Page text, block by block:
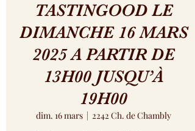
TASTINGOOD LE
DIMANCHE 16 MARS
2025 A PARTIR DE
13H00 JUSQU’À
19H00
dim. 16 mars
2242 Ch. de Chambly